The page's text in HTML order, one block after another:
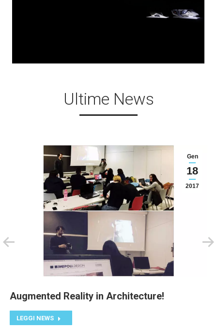
Ultime News
Gen
18
2017
Augmented Reality in Architecture!
LEGGI NEWS